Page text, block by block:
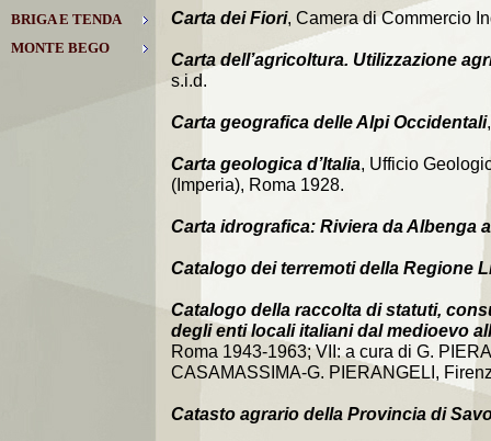
BRIGA E TENDA
MONTE BEGO
Carta dei Fiori, Camera di Commercio
Carta dell’agricoltura. Utilizzazione
s.i.d.
Carta geografica delle Alpi Occidentali
Carta geologica d’Italia, Ufficio
(Imperia), Roma 1928.
Carta idrografica: Riviera da Albenga
Catalogo dei terremoti della Regione
Catalogo della raccolta di statuti,
degli enti locali italiani dal medioevo
Roma 1943-1963; VII: a cura di G.
CASAMASSIMA-G. PIERANGELI,
Catasto agrario della Provincia di